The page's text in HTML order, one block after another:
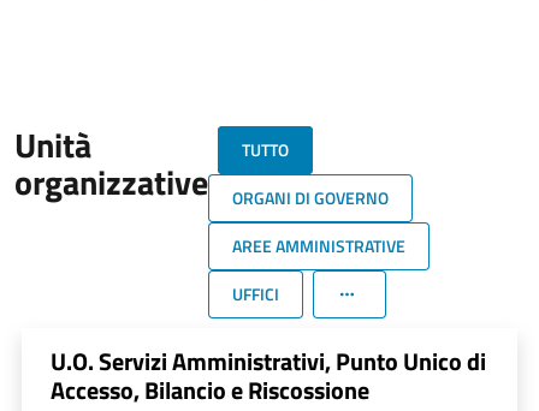
Unità
organizzative
TUTTO
ORGANI DI GOVERNO
AREE AMMINISTRATIVE
UFFICI
U.O. Servizi Amministrativi, Punto Unico di
Accesso, Bilancio e Riscossione